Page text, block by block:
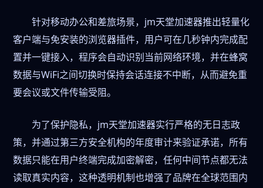
针对移动办公和差旅场景，jm天堂加速器推出轻量化
客户端与免安装的浏览器插件，用户可在几秒钟内完成配
置并一键接入，程序会自动识别当前网络环境，并在蜂窝
数据与WiFi之间切换时保持会话连接不中断，从而避免重
要会议或文件传输受阻。
为了保护隐私，jm天堂加速器实行严格的无日志政
策，并通过第三方安全机构的年度审计来验证承诺，所有
数据只能在用户终端完成加密解密，任何中间节点都无法
读取真实内容，这种透明机制也增强了品牌在全球范围内